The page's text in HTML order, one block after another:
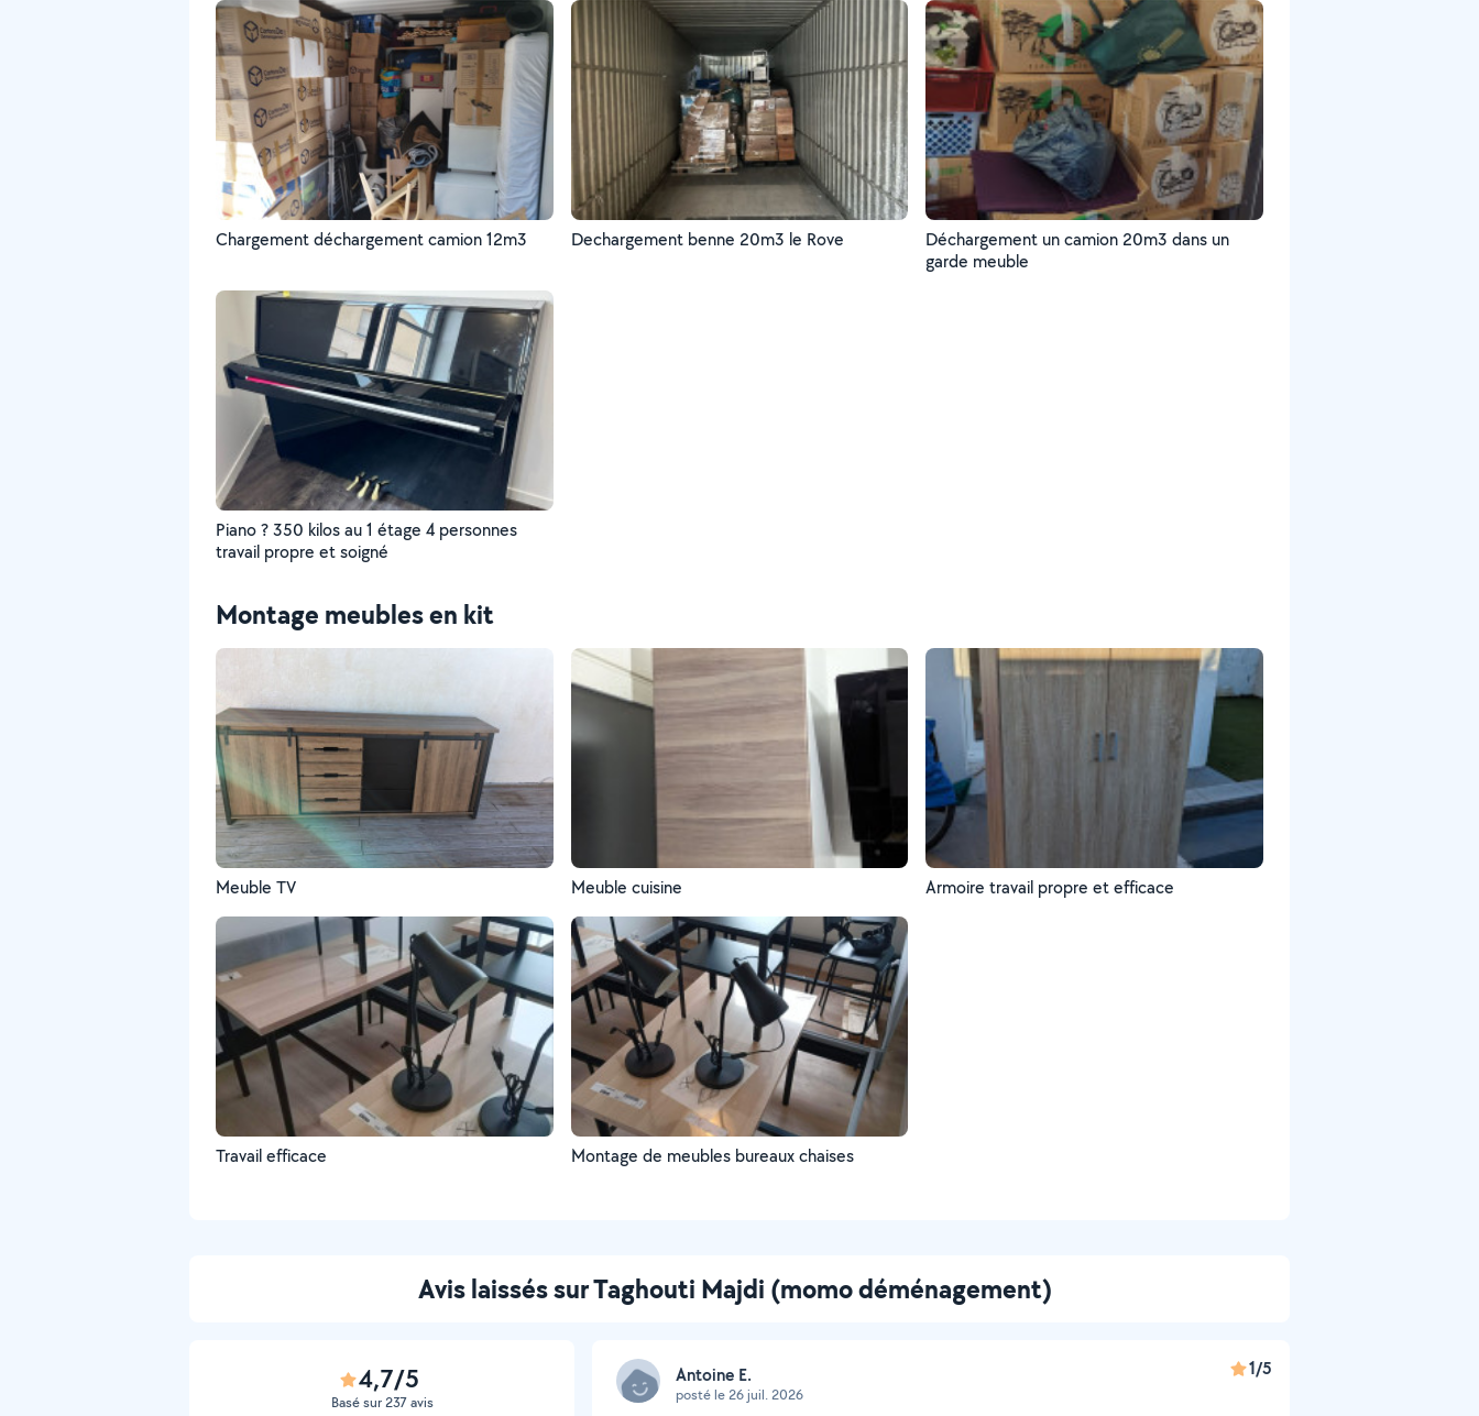
Chargement déchargement camion 12m3 Dechargement benne 20m3 le Rove
Déchargement un camion 20m3 dans un
garde meuble
Piano ? 350 kilos au 1 étage 4 personnes
travail propre et soigné
Montage meubles en kit
Meuble TV Meuble cuisine Armoire travail propre et efficace
Travail efficace Montage de meubles bureaux chaises
Avis laissés sur Taghouti Majdi (momo déménagement)
4,7/5
Basé sur 237 avis
Antoine E.
posté le 26 juil. 2026
1/5